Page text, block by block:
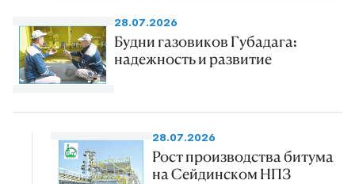
28.07.2026
Будни газовиков Губадага:
надежность и развитие
28.07.2026
Рост производства битума
на Сейдинском НПЗ